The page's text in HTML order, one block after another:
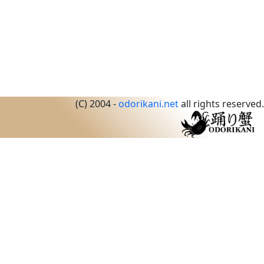
(C) 2004 -odorikani.netall rights reserved.